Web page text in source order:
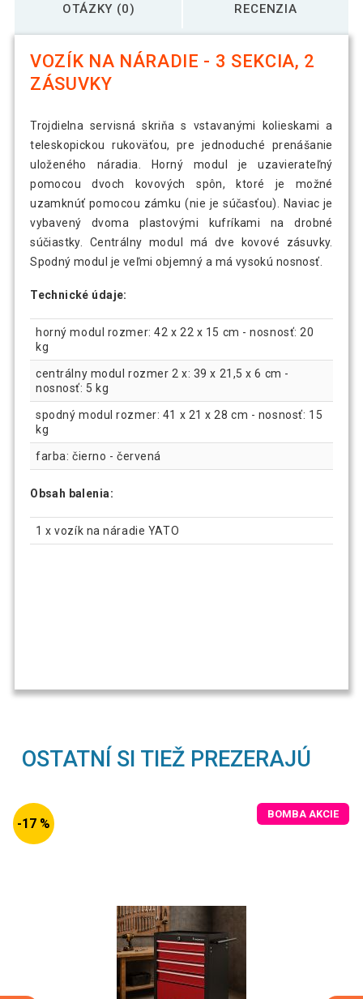
OTÁZKY (0) RECENZIA
VOZÍK NA NÁRADIE - 3 SEKCIA, 2
ZÁSUVKY
Trojdielna servisná skriňa s vstavanými kolieskami a
teleskopickou rukoväťou, pre jednoduché prenášanie
uloženého náradia. Horný modul je uzavierateľný
pomocou dvoch kovových spôn, ktoré je možné
uzamknúť pomocou zámku (nie je súčasťou). Naviac je
vybavený dvoma plastovými kufríkami na drobné
súčiastky. Centrálny modul má dve kovové zásuvky.
Spodný modul je veľmi objemný a má vysokú nosnosť.
Technické údaje:
horný modul rozmer: 42 x 22 x 15 cm - nosnosť: 20
kg
centrálny modul rozmer 2 x: 39 x 21,5 x 6 cm -
nosnosť: 5 kg
spodný modul rozmer: 41 x 21 x 28 cm - nosnosť: 15
kg
farba: čierno - červená
Obsah balenia:
1 x vozík na náradie YATO
OSTATNÍ SI TIEŽ PREZERAJÚ
-17 %
BOMBA AKCIE